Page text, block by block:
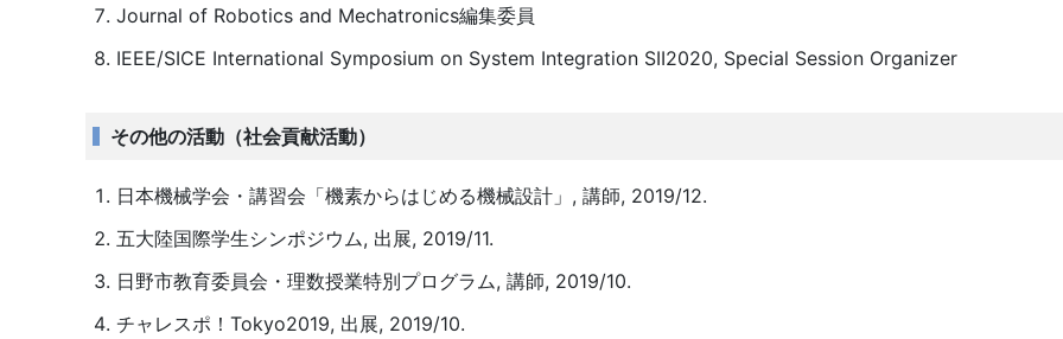
Journal of Robotics and Mechatronics編集委員
IEEE/SICE International Symposium on System Integration SII2020, Special Session Organizer
その他の活動（社会貢献活動）
日本機械学会・講習会「機素からはじめる機械設計」, 講師, 2019/12.
五大陸国際学生シンポジウム, 出展, 2019/11.
日野市教育委員会・理数授業特別プログラム, 講師, 2019/10.
チャレスポ！Tokyo2019, 出展, 2019/10.